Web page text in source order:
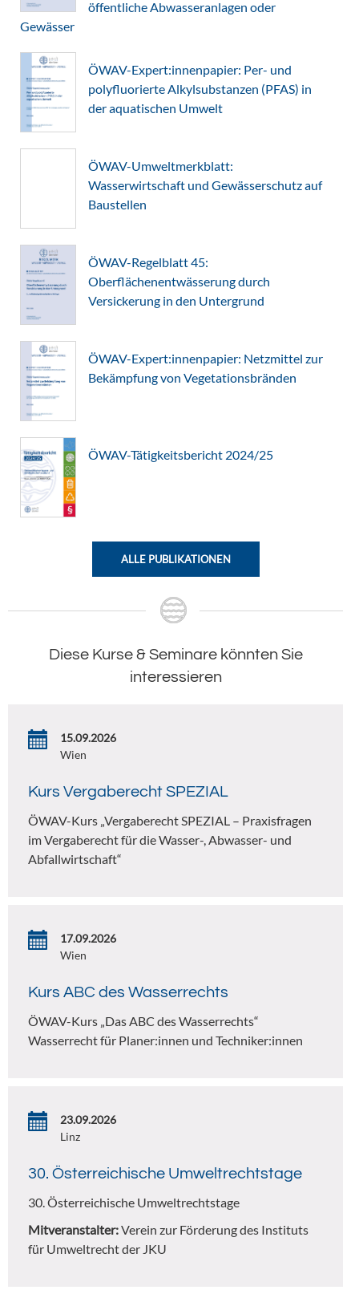
öffentliche Abwasseranlagen oder
Gewässer
ÖWAV-Expert:innenpapier: Per- und
polyfluorierte Alkylsubstanzen (PFAS) in
der aquatischen Umwelt
ÖWAV-Umweltmerkblatt:
Wasserwirtschaft und Gewässerschutz auf
Baustellen
ÖWAV-Regelblatt 45:
Oberflächenentwässerung durch
Versickerung in den Untergrund
ÖWAV-Expert:innenpapier: Netzmittel zur
Bekämpfung von Vegetationsbränden
ÖWAV-Tätigkeitsbericht 2024/25
ALLE PUBLIKATIONEN
Diese Kurse & Seminare könnten Sie
interessieren
15.09.2026
Wien
Kurs Vergaberecht SPEZIAL
ÖWAV-Kurs „Vergaberecht SPEZIAL – Praxisfragen
im Vergaberecht für die Wasser-, Abwasser- und
Abfallwirtschaft“
17.09.2026
Wien
Kurs ABC des Wasserrechts
ÖWAV-Kurs „Das ABC des Wasserrechts“
Wasserrecht für Planer:innen und Techniker:innen
23.09.2026
Linz
30. Österreichische Umweltrechtstage
30. Österreichische Umweltrechtstage
Mitveranstalter:Verein zur Förderung des Instituts
für Umweltrecht der JKU